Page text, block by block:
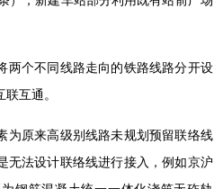
两个不同线路走向的铁路线路分开设
互通。
为原来高级别线路未规划预留联络线
无法设计联络线进行接入，例如京沪